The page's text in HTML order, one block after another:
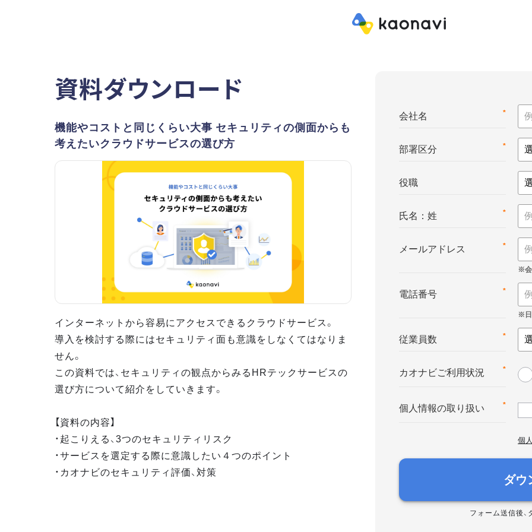
資料ダウンロード
機能やコストと同じくらい大事 セキュリティの側面からも
考えたいクラウドサービスの選び方
インターネットから容易にアクセスできるクラウドサービス。
導入を検討する際にはセキュリティ面も意識をしなくてはなりま
せん。
この資料では、セキュリティの観点からみるHRテックサービスの
選び方について紹介をしていきます。
【資料の内容】
・起こりえる、3つのセキュリティリスク
・サービスを選定する際に意識したい４つのポイント
・カオナビのセキュリティ評価、対策
*
会社名
*
部署区分
役職
*
氏名：姓
*
メールアドレス
*
電話番号
*
従業員数
*
カオナビご利用状況
*
個人情報の取り扱い
個
ダウ
フォーム送信後